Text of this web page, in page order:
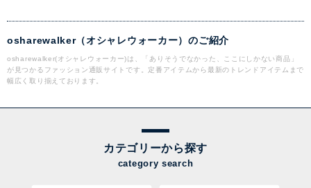
osharewalker（オシャレウォーカー）のご紹介
osharewalker(オシャレウォーカー)は、「ありそうでなかった、ここにしかない商品」
が見つかるファッション通販サイトです。定番アイテムから最新のトレンドアイテムまで
幅広く取り揃えております。
カテゴリーから探す
category search